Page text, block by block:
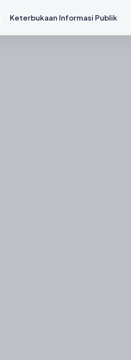
Keterbukaan Informasi Publik